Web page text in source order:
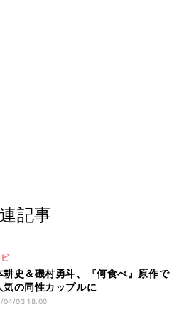
記事
耕史＆磯村勇斗、『何食べ』原作で
気の同性カップルに
04/03 18:00